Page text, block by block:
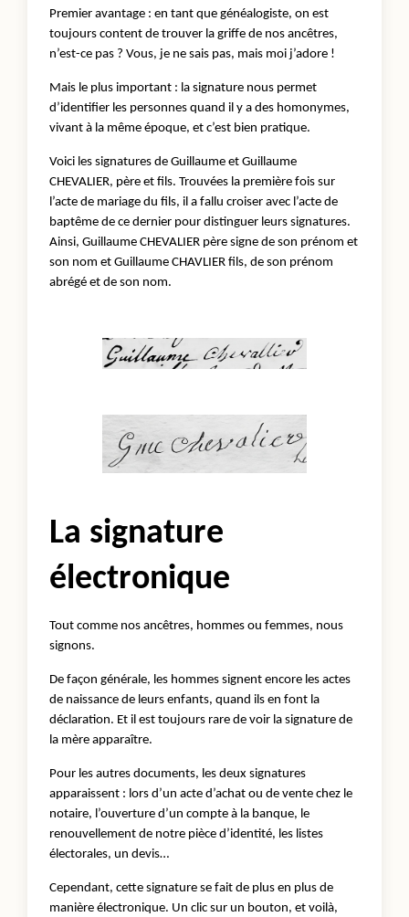
Premier avantage : en tant que généalogiste, on est
toujours content de trouver la griffe de nos ancêtres,
n’est-ce pas ? Vous, je ne sais pas, mais moi j’adore !
Mais le plus important : la signature nous permet
d’identifier les personnes quand il y a des homonymes,
vivant à la même époque, et c’est bien pratique.
Voici les signatures de Guillaume et Guillaume
CHEVALIER, père et fils. Trouvées la première fois sur
l’acte de mariage du fils, il a fallu croiser avec l’acte de
baptême de ce dernier pour distinguer leurs signatures.
Ainsi, Guillaume CHEVALIER père signe de son prénom et
son nom et Guillaume CHAVLIER fils, de son prénom
abrégé et de son nom.
La signature
électronique
Tout comme nos ancêtres, hommes ou femmes, nous
signons.
De façon générale, les hommes signent encore les actes
de naissance de leurs enfants, quand ils en font la
déclaration. Et il est toujours rare de voir la signature de
la mère apparaître.
Pour les autres documents, les deux signatures
apparaissent : lors d’un acte d’achat ou de vente chez le
notaire, l’ouverture d’un compte à la banque, le
renouvellement de notre pièce d’identité, les listes
électorales, un devis…
Cependant, cette signature se fait de plus en plus de
manière électronique. Un clic sur un bouton, et voilà,